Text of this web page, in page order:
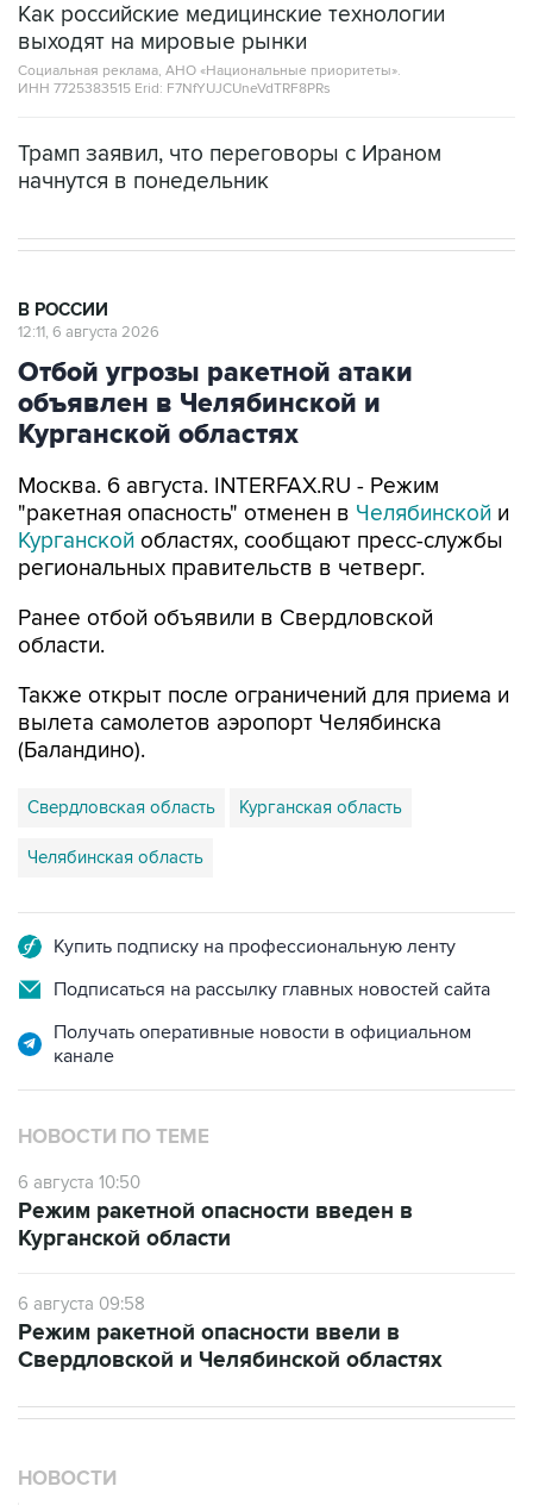
Как российские медицинские технологии
выходят на мировые рынки
Социальная реклама, АНО «Национальные приоритеты».
ИНН 7725383515 Erid: F7NfYUJCUneVdTRF8PRs
Трамп заявил, что переговоры с Ираном
начнутся в понедельник
В РОССИИ
12:11, 6 августа 2026
Отбой угрозы ракетной атаки
объявлен в Челябинской и
Курганской областях
Москва. 6 августа. INTERFAX.RU - Режим
"ракетная опасность" отменен в Челябинской и
Курганской областях, сообщают пресс-службы
региональных правительств в четверг.
Ранее отбой объявили в Свердловской
области.
Также открыт после ограничений для приема и
вылета самолетов аэропорт Челябинска
(Баландино).
Свердловская область Курганская область
Челябинская область
Купить подписку на профессиональную ленту
Подписаться на рассылку главных новостей сайта
Получать оперативные новости в официальном
канале
НОВОСТИ ПО ТЕМЕ
6 августа 10:50
Режим ракетной опасности введен в
Курганской области
6 августа 09:58
Режим ракетной опасности ввели в
Свердловской и Челябинской областях
НОВОСТИ